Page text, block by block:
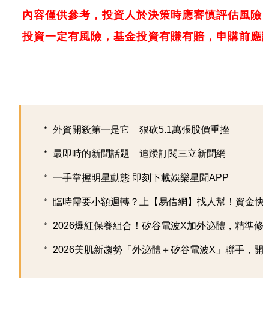
內容僅供參考，投資人於決策時應審慎評估風
投資一定有風險，基金投資有賺有賠，申購前應
外資開殺第一是它 狠砍5.1萬張股價重挫
最即時的新聞話題 追蹤訂閱三立新聞網
一手掌握明星動態 即刻下載娛樂星聞APP
臨時需要小額週轉？上【易借網】找人幫！資金
2026爆紅保養組合！矽谷電波X加外泌體，精準
2026美肌新趨勢「外泌體＋矽谷電波X」聯手，